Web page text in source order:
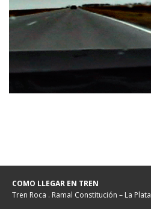
COMO LLEGAR EN TREN
Tren Roca . Ramal Constitución – La Plata